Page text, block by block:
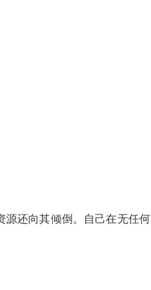
源还向其倾倒。自己在无任何